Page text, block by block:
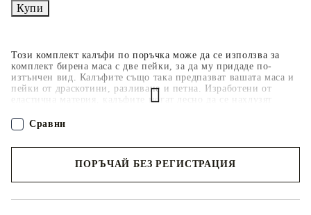
Този комплект калъфи по поръчка може да се използва за
комплект бирена маса с две пейки, за да му придаде по-
изтънчен вид. Калъфите също така предпазват вашата маса и
пейки от драскотини, разливане и петна. Изработени от
еластична материя, калъфите могат лесно да се нахлузят
съдържа 10% еластан, калъфите винаги са подходящи.
Калъфите, които не изискват многократна поддръжка, са за
ПОРЪЧАЙ БЕЗ РЕГИСТРАЦИЯ
Сравни